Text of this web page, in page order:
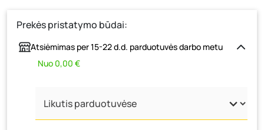
Prekės pristatymo būdai:
Atsiėmimas per 15-22 d.d. parduotuvės darbo metu
Nuo 0,00 €